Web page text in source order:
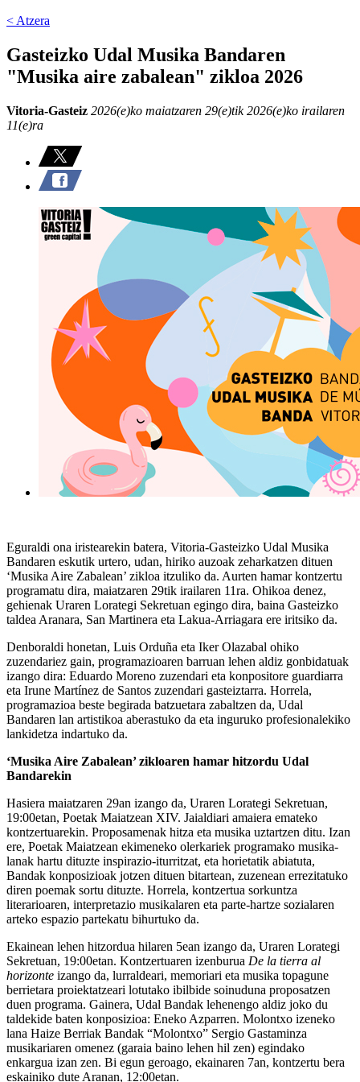
< Atzera
Gasteizko Udal Musika Bandaren
"Musika aire zabalean" zikloa 2026
Vitoria-Gasteiz 2026(e)ko maiatzaren 29(e)tik 2026(e)ko irailaren
11(e)ra
Eguraldi ona iristearekin batera, Vitoria-Gasteizko Udal Musika
Bandaren eskutik urtero, udan, hiriko auzoak zeharkatzen dituen
‘Musika Aire Zabalean’ zikloa itzuliko da. Aurten hamar kontzertu
programatu dira, maiatzaren 29tik irailaren 11ra. Ohikoa denez,
gehienak Uraren Lorategi Sekretuan egingo dira, baina Gasteizko
taldea Aranara, San Martinera eta Lakua-Arriagara ere iritsiko da.
Denboraldi honetan, Luis Orduña eta Iker Olazabal ohiko
zuzendariez gain, programazioaren barruan lehen aldiz gonbidatuak
izango dira: Eduardo Moreno zuzendari eta konpositore guardiarra
eta Irune Martínez de Santos zuzendari gasteiztarra. Horrela,
programazioa beste begirada batzuetara zabaltzen da, Udal
Bandaren lan artistikoa aberastuko da eta inguruko profesionalekiko
lankidetza indartuko da.
‘Musika Aire Zabalean’ zikloaren hamar hitzordu Udal
Bandarekin
Hasiera maiatzaren 29an izango da, Uraren Lorategi Sekretuan,
19:00etan, Poetak Maiatzean XIV. Jaialdiari amaiera emateko
kontzertuarekin. Proposamenak hitza eta musika uztartzen ditu. Izan
ere, Poetak Maiatzean ekimeneko olerkariek programako musika-
lanak hartu dituzte inspirazio-iturritzat, eta horietatik abiatuta,
Bandak konposizioak jotzen dituen bitartean, zuzenean errezitatuko
diren poemak sortu dituzte. Horrela, kontzertua sorkuntza
literarioaren, interpretazio musikalaren eta parte-hartze sozialaren
arteko espazio partekatu bihurtuko da.
Ekainean lehen hitzordua hilaren 5ean izango da, Uraren Lorategi
Sekretuan, 19:00etan. Kontzertuaren izenburua De la tierra al
horizonte izango da, lurraldeari, memoriari eta musika topagune
berrietara proiektatzeari lotutako ibilbide soinuduna proposatzen
duen programa. Gainera, Udal Bandak lehenengo aldiz joko du
taldekide baten konposizioa: Eneko Azparren. Molontxo izeneko
lana Haize Berriak Bandak “Molontxo” Sergio Gastaminza
musikariaren omenez (garaia baino lehen hil zen) egindako
enkargua izan zen. Bi egun geroago, ekainaren 7an, kontzertu bera
eskainiko dute Aranan, 12:00etan.